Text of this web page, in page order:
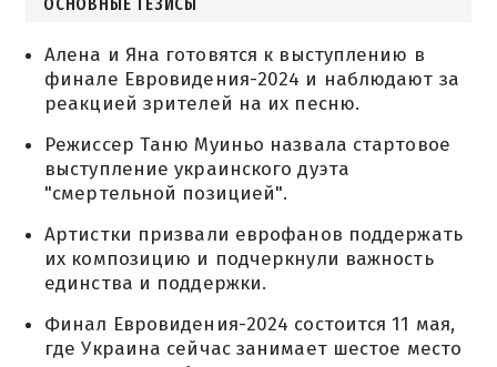
Алена и Яна готовятся к выступлению в
финале Евровидения-2024 и наблюдают за
реакцией зрителей на их песню.
Режиссер Таню Муиньо назвала стартовое
выступление украинского дуэта
"смертельной позицией".
Артистки призвали еврофанов поддержать
их композицию и подчеркнули важность
единства и поддержки.
Финал Евровидения-2024 состоится 11 мая,
где Украина сейчас занимает шестое место